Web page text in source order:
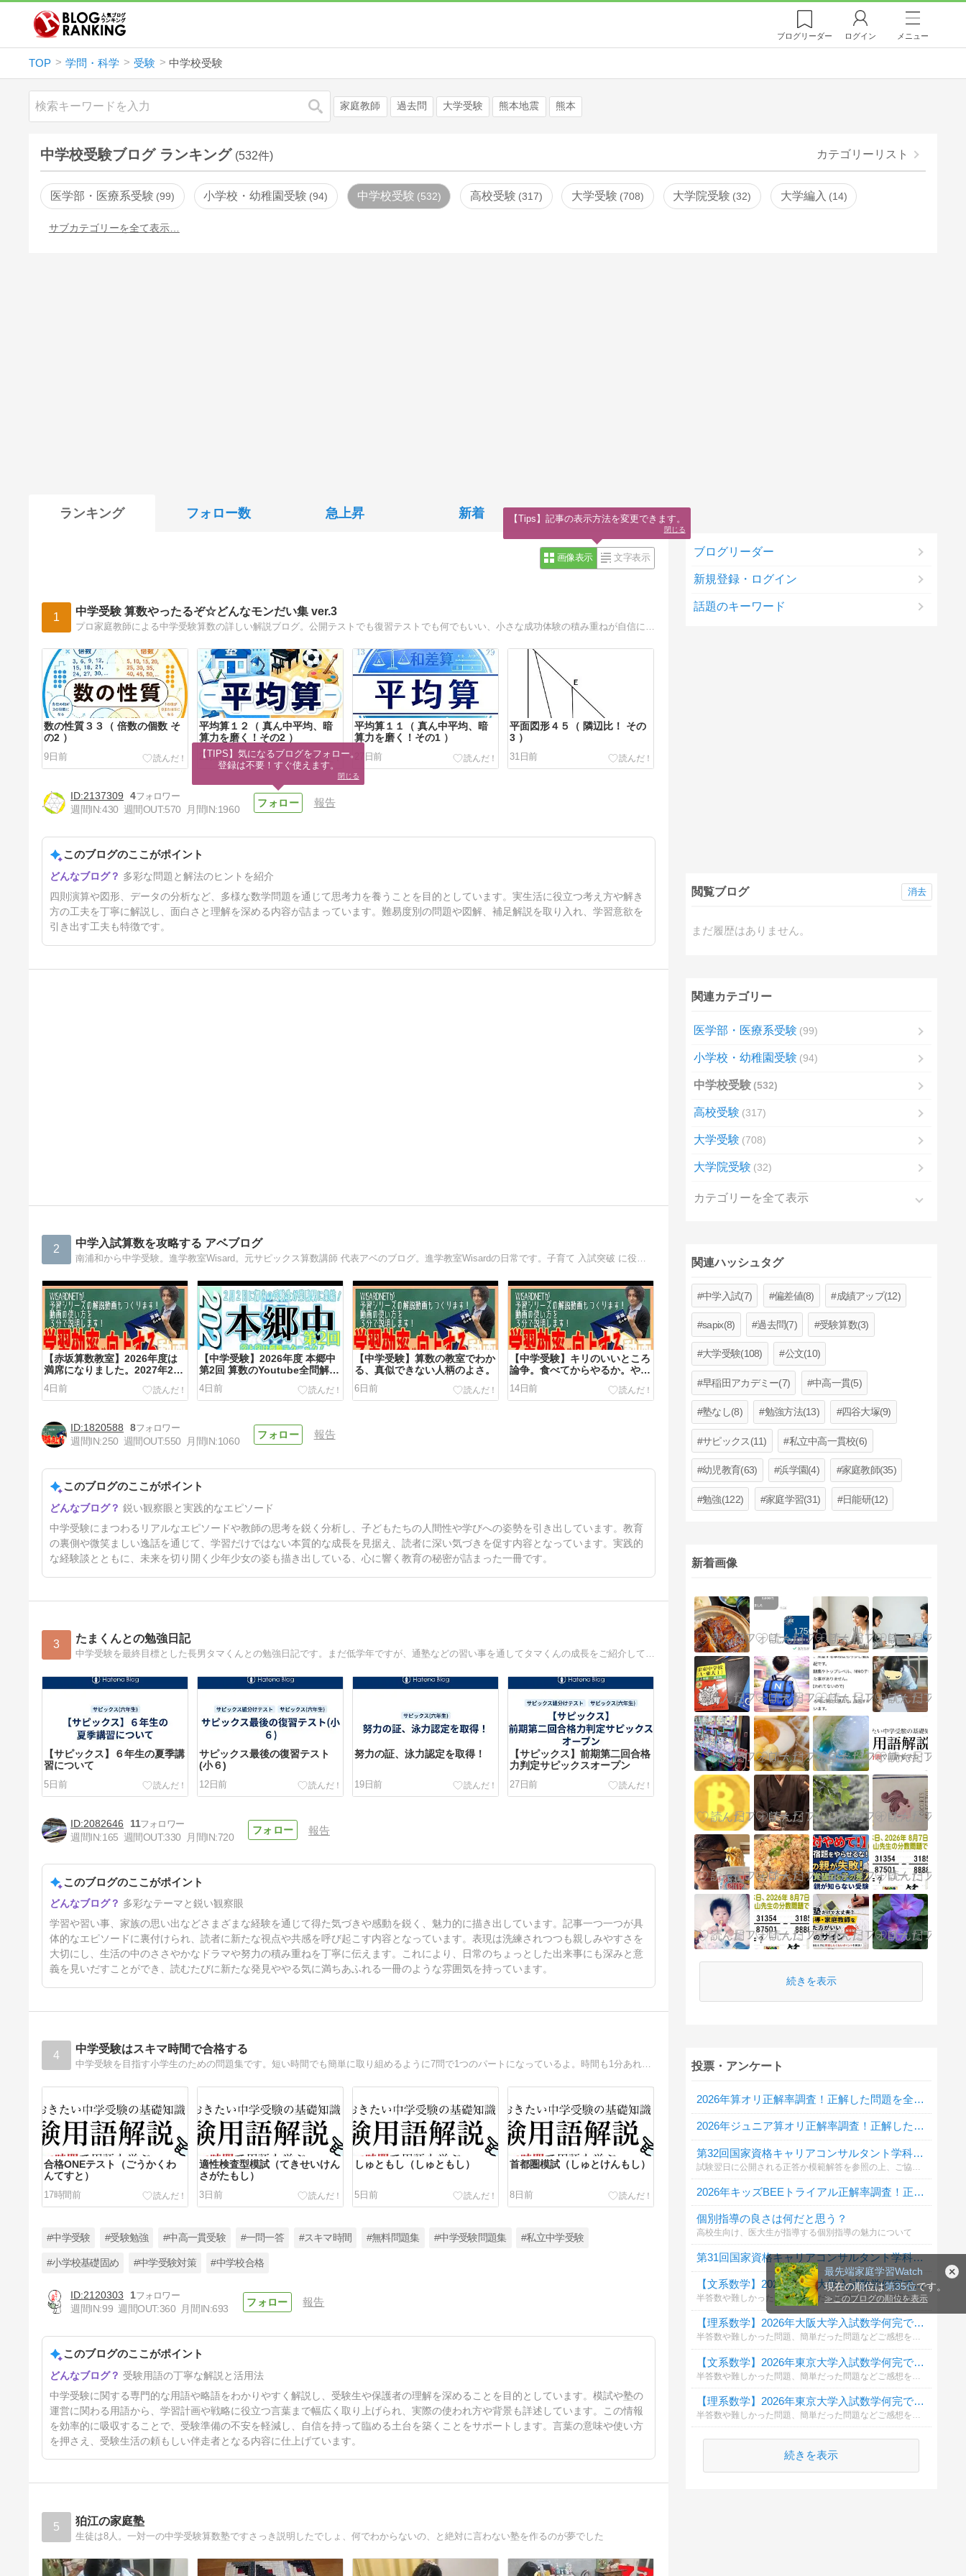
最先端家庭学習Watch
現在の順位は第35位です。
≫このブログの順位を表示
ブログリーダー ログイン メニュー
TOP 学問・科学 受験 中学校受験
検索 家庭教師 過去問 大学受験 熊本地震 熊本
中学校受験ブログ ランキング (532件) カテゴリーリスト
医学部・医療系受験 99 小学校・幼稚園受験 94 中学校受験 532 高校受験 317 大学受験 708 大学院受験 32 大学編入 14
サブカテゴリーを全て表示…
ランキング フォロー数 急上昇 新着
画像表示 文字表示
1 中学受験 算数やったるぞ☆どんなモンだい集 ver.3
数の性質３３（ 倍数の個数 そ
の2 ）
9日前
平均算１２（ 真ん中平均、暗
算力を磨く！その2 ）
21日前
平均算１１（ 真ん中平均、暗
算力を磨く！その1 ）
27日前
平面図形４５（ 隣辺比！ その
3 ）
31日前
数列１１（ 連続する整数の和
）
38日前
2137309
4
週間IN:430 週間OUT:570 月間IN:1960
報告
このブログのここがポイント
多彩な問題と解法のヒントを紹介
四則演算や図形、データの分析など、多様な数学問題を通じて思考力を養うことを目的としています。実生活に役立つ考え方や解き
方の工夫を丁寧に解説し、面白さと理解を深める内容が詰まっています。難易度別の問題や図解、補足解説を取り入れ、学習意欲を
引き出す工夫も特徴です。
2 中学入試算数を攻略する アベブログ
【赤坂算数教室】2026年度は
満席になりました。2027年2月
からの生徒は受付中です。
4日前
【中学受験】2026年度 本郷中
第2回 算数のYoutube全問解説
をUPしました！
4日前
【中学受験】算数の教室でわか
る、真似できない人柄のよさ。
6日前
【中学受験】キリのいいところ
論争。食べてからやるか。やっ
てから食べるか。
14日前
【中学受験】2026年度 筑波大
附属駒場中 算数のYoutube全
15日前
1820588
8
週間IN:250 週間OUT:550 月間IN:1060
報告
このブログのここがポイント
鋭い観察眼と実践的なエピソード
中学受験にまつわるリアルなエピソードや教師の思考を鋭く分析し、子どもたちの人間性や学びへの姿勢を引き出しています。教育
の裏側や微笑ましい逸話を通じて、学習だけではない本質的な成長を見据え、読者に深い気づきを促す内容となっています。実践的
な経験談とともに、未来を切り開く少年少女の姿も描き出している、心に響く教育の秘密が詰まった一冊です。
3 たまくんとの勉強日記
【サピックス】６年生の夏季講
習について
5日前
サピックス最後の復習テスト
(小６)
12日前
努力の証、泳力認定を取得！
19日前
【サピックス】前期第二回合格
力判定サピックスオープン
27日前
【サピックス】７月度組み分け
テスト(小6)
34日前
2082646
11
週間IN:165 週間OUT:330 月間IN:720
報告
このブログのここがポイント
多彩なテーマと鋭い観察眼
学習や習い事、家族の思い出などさまざまな経験を通じて得た気づきや感動を鋭く、魅力的に描き出しています。記事一つ一つが具
体的なエピソードに裏付けられ、読者に新たな視点や共感を呼び起こす内容となっています。表現は洗練されつつも親しみやすさを
大切にし、生活の中のささやかなドラマや努力の積み重ねを丁寧に伝えます。これにより、日常のちょっとした出来事にも深みと意
義を見いだすことができ、読むたびに新たな発見ややる気に満ちあふれる一冊のような雰囲気を持っています。
4 中学受験はスキマ時間で合格する
中学受験を目指す小学生のための問題集です。短い時間でも簡単に取り組めるように7問で1つのパートになっているよ。時間も1分あれば1パート出来るので少ない時間を効率的に学習につかって志望校合格へつなげよう！頑張れ、小学受験生！！
合格ONEテスト（ごうかくわ
んてすと）
17時間前
適性検査型模試（てきせいけん
さがたもし）
3日前
しゅともし（しゅともし）
5日前
首都圏模試（しゅとけんもし）
8日前
ONETES（わんてす）
#中学受験 #受験勉強 #中高一貫受験 #一問一答 #スキマ時間 #無料問題集 #中学受験問題集 #私立中学受験
#小学校基礎固め #中学受験対策 #中学校合格
2120303
1
週間IN:99 週間OUT:360 月間IN:693
報告
このブログのここがポイント
受験用語の丁寧な解説と活用法
中学受験に関する専門的な用語や略語をわかりやすく解説し、受験生や保護者の理解を深めることを目的としています。模試や塾の
運営に関わる用語から、学習計画や戦略に役立つ言葉まで幅広く取り上げられ、実際の使われ方や背景も詳述しています。この情報
を効率的に吸収することで、受験準備の不安を軽減し、自信を持って臨める土台を築くことをサポートします。言葉の意味や使い方
を押さえ、受験生活の頼もしい伴走者となる内容に仕上げています。
5 狛江の家庭塾
生徒は8人。一対一の中学受験算数塾ですさっき説明したでしょ、何でわからないの、と絶対に言わない塾を作るのが夢でした
ブログリーダー
新規登録・ログイン
話題のキーワード
閲覧ブログ
まだ履歴はありません。
消去
関連カテゴリー
医学部・医療系受験 99
小学校・幼稚園受験 94
中学校受験 532
高校受験 317
大学受験 708
大学院受験 32
カテゴリーを全て表示
関連ハッシュタグ
中学入試(7) 偏差値(8) 成績アップ(12)
sapix(8) 過去問(7) 受験算数(3)
大学受験(108) 公文(10)
早稲田アカデミー(7) 中高一貫(5)
塾なし(8) 勉強方法(13) 四谷大塚(9)
サピックス(11) 私立中高一貫校(6)
幼児教育(63) 浜学園(4) 家庭教師(35)
勉強(122) 家庭学習(31) 日能研(12)
新着画像
続きを表示
投票・アンケート
2026年算オリ正解率調査！正解した問題を全て教えてください
2026年ジュニア算オリ正解率調査！正解した問題を全て教えてください
第32回国家資格キャリアコンサルタント学科試験自己採点投票
2026年キッズBEEトライアル正解率調査！正解した問題を全て教えてください
個別指導の良さは何だと思う？
高校生向け、医大生が指導する個別指導の魅力について
第31回国家資格キャリアコンサルタント学科試験自己採点投票
【文系数学】2026年大阪大学入試数学何完できましたか？
半答数や難しかった問題、簡単だった問題などご感想をコメント欄に頂けると幸いです。
【理系数学】2026年大阪大学入試数学何完できましたか？
半答数や難しかった問題、簡単だった問題などご感想をコメント欄に頂けると幸いです。
【文系数学】2026年東京大学入試数学何完できましたか？
【理系数学】2026年東京大学入試数学何完できましたか？
半答数や難しかった問題、簡単だった問題などご感想をコメント欄に頂けると幸いです。
続きを表示
【TIPS】気になるブログをフォロー。
登録は不要！すぐ使えます。
閉じる
【Tips】記事の表示方法を変更できます。
閉じる